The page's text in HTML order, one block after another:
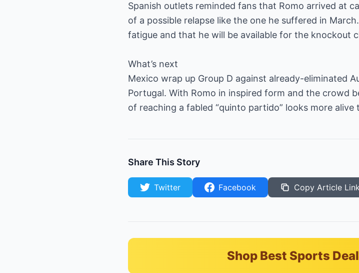
Spanish outlets reminded fans that Romo arrived at
of a possible relapse like the one he suffered in
fatigue and that he will be available for the knockout
What’s next
Mexico wrap up Group D against already-eliminated
Portugal. With Romo in inspired form and the crowd
of reaching a fabled “quinto partido” looks more alive
Share This Story
Twitter Facebook Copy Article
Shop Best Sports